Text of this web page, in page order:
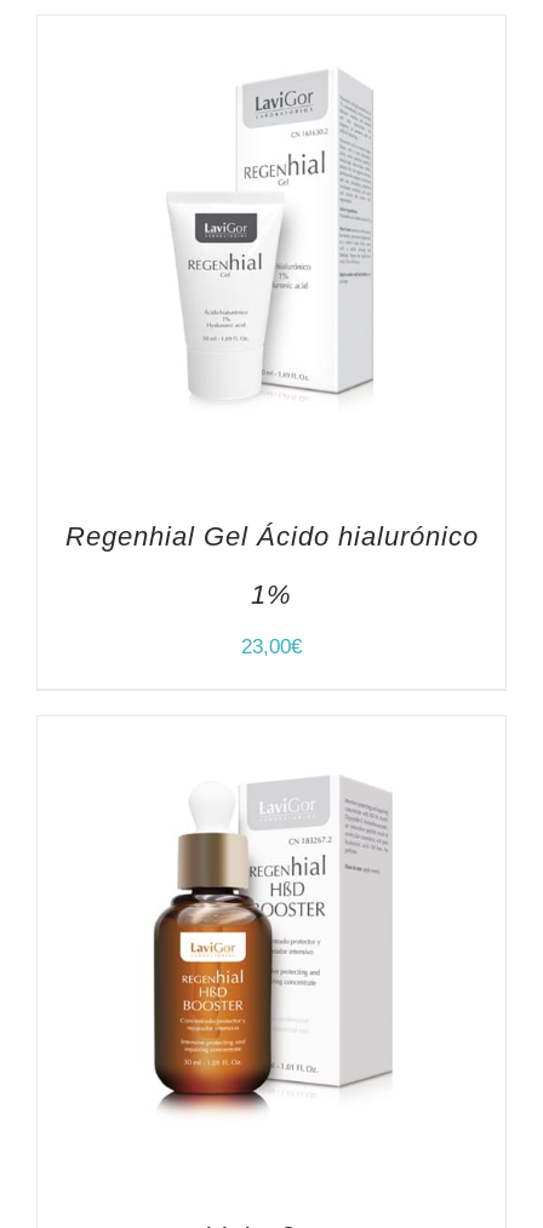
Regenhial Gel Ácido hialurónico
1%
23,00€